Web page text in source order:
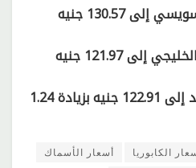
بينما ارتفعت المكرونة السويسي إلى 130.57 جنيه
وصل سعر كيلو المكرونة الخليجي إلى 121.97 جنيه
كما صعد السردين المجمد إلى 122.91 جنيه بزيادة 1.24
الكابوريا
أسعار الأسماك